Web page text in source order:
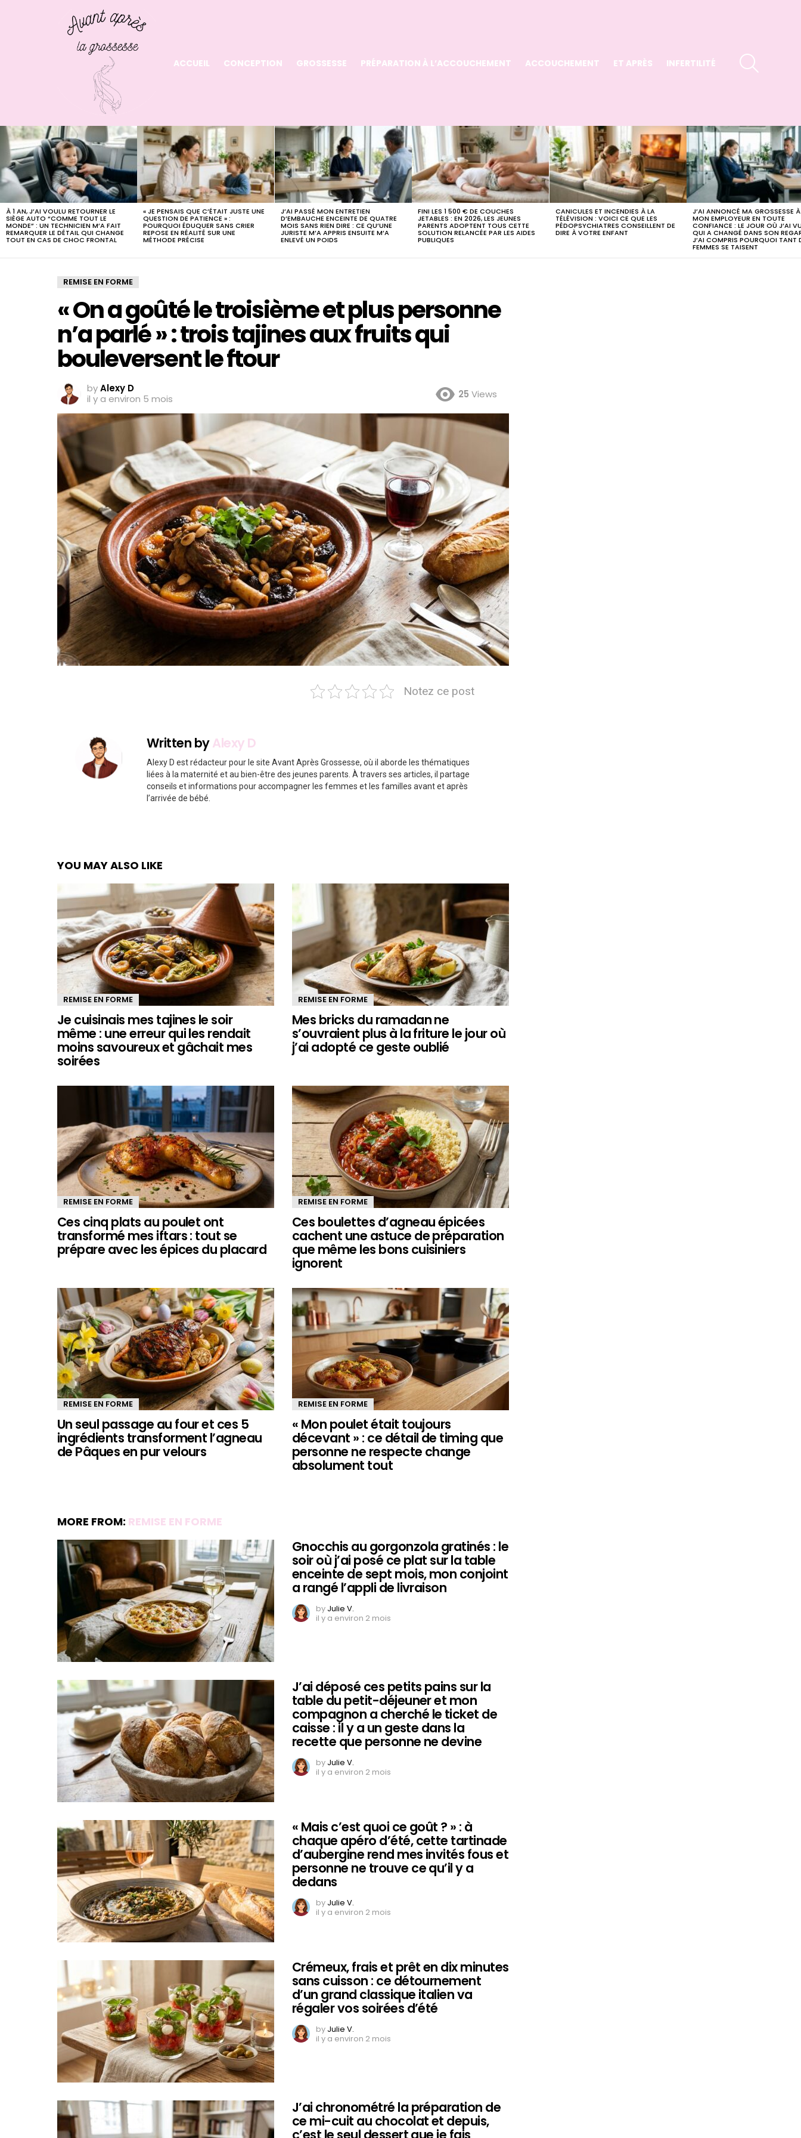
ACCUEIL CONCEPTION GROSSESSE PRÉPARATION À L’ACCOUCHEMENT ACCOUCHEMENT ET APRÈS INFERTILITÉ
LATEST
STORIES
À 1 AN, J’AI VOULU RETOURNER LE
SIÈGE AUTO “COMME TOUT LE
MONDE” : UN TECHNICIEN M’A FAIT
REMARQUER LE DÉTAIL QUI CHANGE
TOUT EN CAS DE CHOC FRONTAL
« JE PENSAIS QUE C’ÉTAIT JUSTE UNE
QUESTION DE PATIENCE » :
POURQUOI ÉDUQUER SANS CRIER
REPOSE EN RÉALITÉ SUR UNE
MÉTHODE PRÉCISE
J’AI PASSÉ MON ENTRETIEN
D’EMBAUCHE ENCEINTE DE QUATRE
MOIS SANS RIEN DIRE : CE QU’UNE
JURISTE M’A APPRIS ENSUITE M’A
ENLEVÉ UN POIDS
FINI LES 1 500 € DE COUCHES
JETABLES : EN 2026, LES JEUNES
PARENTS ADOPTENT TOUS CETTE
SOLUTION RELANCÉE PAR LES AIDES
PUBLIQUES
CANICULES ET INCENDIES À LA
TÉLÉVISION : VOICI CE QUE LES
PÉDOPSYCHIATRES CONSEILLENT DE
DIRE À VOTRE ENFANT
J’AI ANNONCÉ MA GROSSESSE À
MON EMPLOYEUR EN TOUTE
CONFIANCE : LE JOUR OÙ J’AI
QUI A CHANGÉ DANS SON
J’AI COMPRIS POURQUOI TANT
FEMMES SE TAISENT
REMISE EN FORME
« On a goûté le troisième et plus personne
n’a parlé » : trois tajines aux fruits qui
bouleversent le ftour
byAlexy D
il y a environ 5 mois
25 Views
Notez ce post
Written byAlexy D
Alexy D est rédacteur pour le site Avant Après Grossesse, où il aborde les thématiques
liées à la maternité et au bien-être des jeunes parents. À travers ses articles, il partage
conseils et informations pour accompagner les femmes et les familles avant et après
l’arrivée de bébé.
YOU MAY ALSO LIKE
REMISE EN FORME
Je cuisinais mes tajines le soir
même : une erreur qui les rendait
moins savoureux et gâchait mes
soirées
REMISE EN FORME
Mes bricks du ramadan ne
s’ouvraient plus à la friture le jour où
j’ai adopté ce geste oublié
REMISE EN FORME
Ces cinq plats au poulet ont
transformé mes iftars : tout se
prépare avec les épices du placard
REMISE EN FORME
Ces boulettes d’agneau épicées
cachent une astuce de préparation
que même les bons cuisiniers
ignorent
REMISE EN FORME
Un seul passage au four et ces 5
ingrédients transforment l’agneau
de Pâques en pur velours
REMISE EN FORME
« Mon poulet était toujours
décevant » : ce détail de timing que
personne ne respecte change
absolument tout
MORE FROM: REMISE EN FORME
Gnocchis au gorgonzola gratinés : le
soir où j’ai posé ce plat sur la table
enceinte de sept mois, mon conjoint
a rangé l’appli de livraison
by Julie V.
il y a environ 2 mois
J’ai déposé ces petits pains sur la
table du petit-déjeuner et mon
compagnon a cherché le ticket de
caisse : il y a un geste dans la
recette que personne ne devine
by Julie V.
il y a environ 2 mois
« Mais c’est quoi ce goût ? » : à
chaque apéro d’été, cette tartinade
d’aubergine rend mes invités fous et
personne ne trouve ce qu’il y a
dedans
by Julie V.
il y a environ 2 mois
Crémeux, frais et prêt en dix minutes
sans cuisson : ce détournement
d’un grand classique italien va
régaler vos soirées d’été
by Julie V.
il y a environ 2 mois
J’ai chronométré la préparation de
ce mi-cuit au chocolat et depuis,